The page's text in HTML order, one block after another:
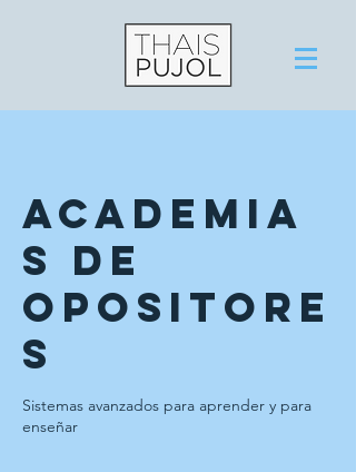
Academia
s de
opositore
s
Sistemas avanzados para aprender y para
enseñar